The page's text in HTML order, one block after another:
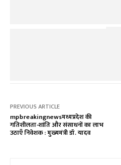
PREVIOUS ARTICLE
mpbreakingnewsमध्यप्रदेश की
गतिशीलता-शांति और संसाधनों का लाभ
उठाएँ निवेशक : मुख्यमंत्री डॉ. यादव